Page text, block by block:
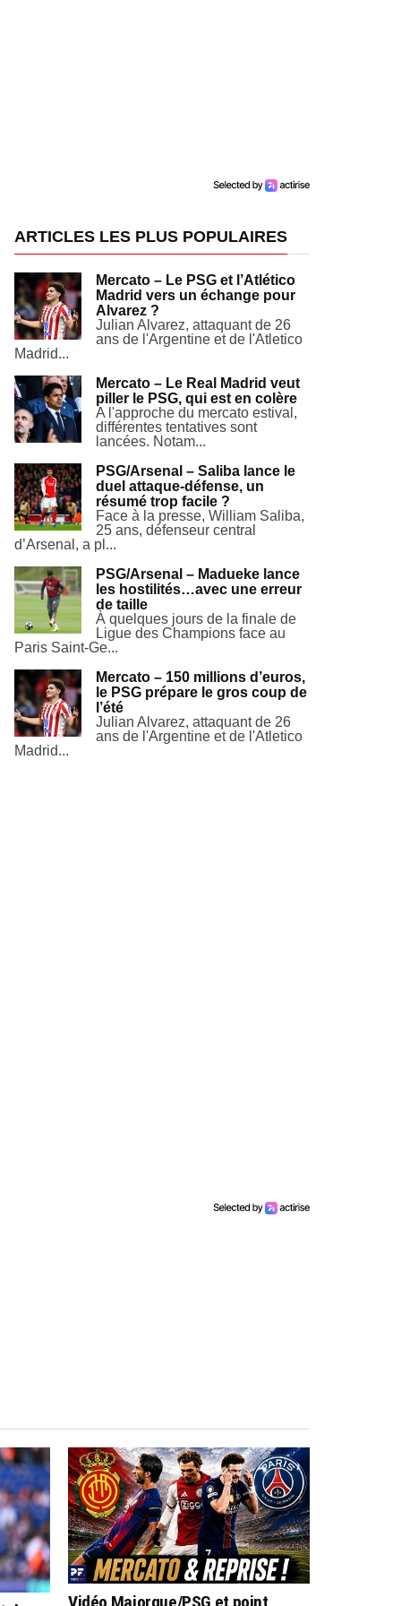
ARTICLES LES PLUS POPULAIRES
Mercato – Le PSG et l’Atlético
Madrid vers un échange pour
Alvarez ?
Julian Alvarez, attaquant de 26
ans de l'Argentine et de l'Atletico
Madrid...
Mercato – Le Real Madrid veut
piller le PSG, qui est en colère
A l'approche du mercato estival,
différentes tentatives sont
lancées. Notam...
PSG/Arsenal – Saliba lance le
duel attaque-défense, un
résumé trop facile ?
Face à la presse, William Saliba,
25 ans, défenseur central
d’Arsenal, a pl...
PSG/Arsenal – Madueke lance
les hostilités…avec une erreur
de taille
À quelques jours de la finale de
Ligue des Champions face au
Paris Saint-Ge...
Mercato – 150 millions d’euros,
le PSG prépare le gros coup de
l’été
Julian Alvarez, attaquant de 26
ans de l'Argentine et de l'Atletico
Madrid...
Vidéo Majorque/PSG et point